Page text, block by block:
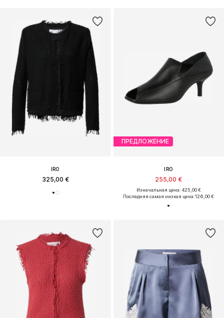
IRO
325,00 €
ПРЕДЛОЖЕНИЕ
IRO
255,00 €
Изначальная цена: 425,00 €
Последняя самая низкая цена:126,00 €